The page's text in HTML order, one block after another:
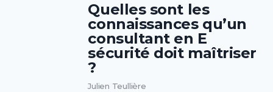
Quelles sont les
connaissances qu’un
consultant en E
sécurité doit maîtriser
?
Julien Teullière